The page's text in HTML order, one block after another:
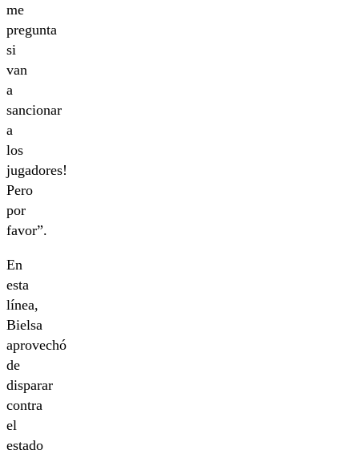
me
pregunta
si
van
a
sancionar
a
los
jugadores!
Pero
por
favor”.
En
esta
línea,
Bielsa
aprovechó
de
disparar
contra
el
estado